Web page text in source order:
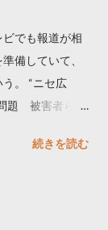
でも報道が相
備していて、
。 “ニセ広
題 被害者らが
なくならな
続きを読む